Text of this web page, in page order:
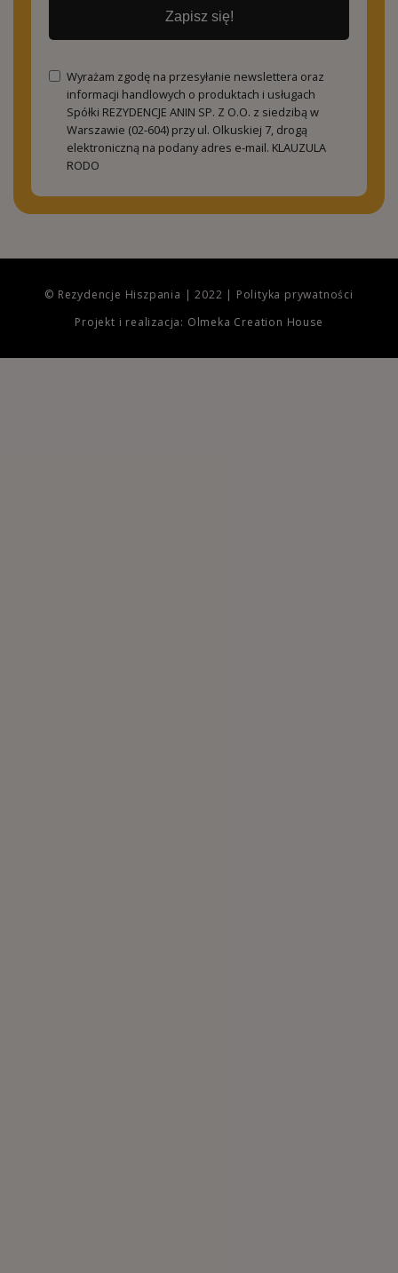
Zapisz się!
Wyrażam zgodę na przesyłanie newslettera oraz
informacji handlowych o produktach i usługach
Spółki REZYDENCJE ANIN SP. Z O.O. z siedzibą w
Warszawie (02-604) przy ul. Olkuskiej 7, drogą
elektroniczną na podany adres e-mail. KLAUZULA
RODO
© Rezydencje Hiszpania | 2022 | Polityka prywatności
Projekt i realizacja: Olmeka Creation House